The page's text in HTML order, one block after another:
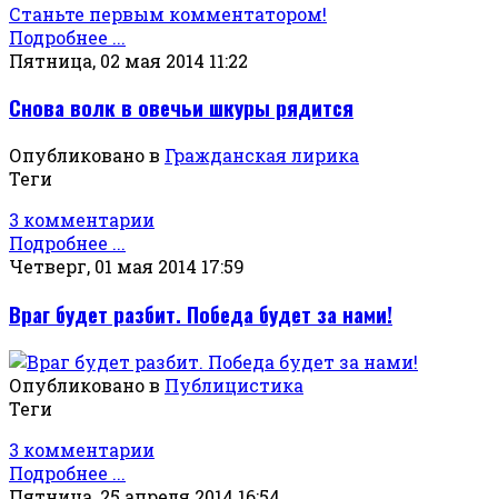
Станьте первым комментатором!
Подробнее ...
Пятница, 02 мая 2014 11:22
Снова волк в овечьи шкуры рядится
Опубликовано в Гражданская лирика
Теги
3 комментарии
Подробнее ...
Четверг, 01 мая 2014 17:59
Враг будет разбит. Победа будет за нами!
Опубликовано в Публицистика
Теги
3 комментарии
Подробнее ...